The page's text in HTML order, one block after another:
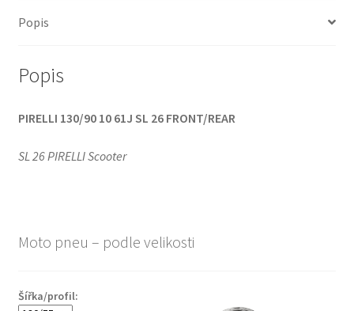
Popis
Popis
PIRELLI 130/90 10 61J SL 26 FRONT/REAR
SL 26 PIRELLI Scooter
Moto pneu – podle velikosti
Šířka/profil: